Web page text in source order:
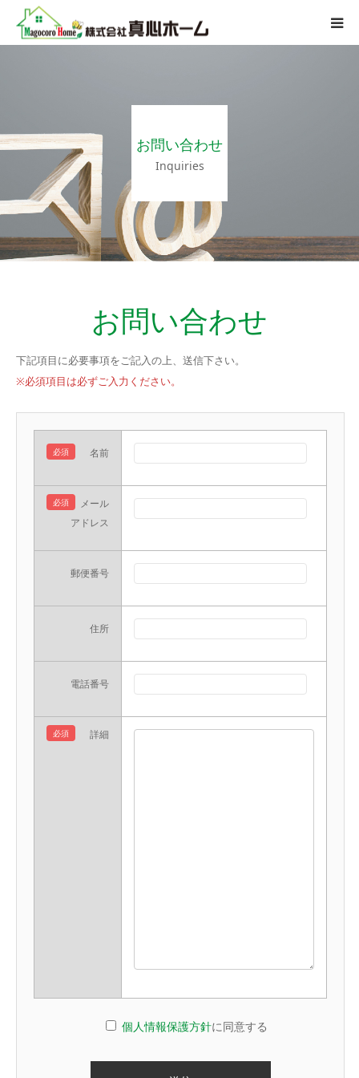
お問い合わせ
Inquiries
お問い合わせ
下記項目に必要事項をご記入の上、送信下さい。
※必須項目は必ずご入力ください。
必須 名前
必須
メール
アドレス
郵便番号
住所
電話番号
必須 詳細
個人情報保護方針に同意する
施工迄の流れ
施工事例
よくある質問